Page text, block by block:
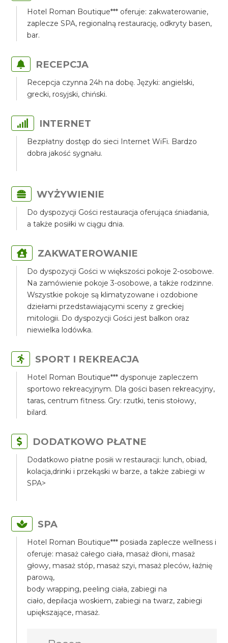
Hotel Roman Boutique*** oferuje: zakwaterowanie,
zaplecze SPA, regionalną restaurację, odkryty basen,
bar.
RECEPCJA
Recepcja czynna 24h na dobę. Języki: angielski,
grecki, rosyjski, chiński.
INTERNET
Bezpłatny dostęp do sieci Internet WiFi. Bardzo
dobra jakość sygnału.
WYŻYWIENIE
Do dyspozycji Gości restauracja oferująca śniadania,
a także posiłki w ciągu dnia.
ZAKWATEROWANIE
Do dyspozycji Gości w większości pokoje 2-osobowe.
Na zamówienie pokoje 3-osobowe, a także rodzinne.
Wszystkie pokoje są klimatyzowane i ozdobione
dziełami przedstawiającymi sceny z greckiej
mitologii. Do dyspozycji Gości jest balkon oraz
niewielka lodówka.
SPORT I REKREACJA
Hotel Roman Boutique*** dysponuje zapleczem
sportowo rekreacyjnym. Dla gości basen rekreacyjny,
taras, centrum fitness. Gry: rzutki, tenis stołowy,
bilard.
DODATKOWO PŁATNE
Dodatkowo płatne posiłi w restauracji: lunch, obiad,
kolacja,drinki i przekąski w barze, a także zabiegi w
SPA>
SPA
Hotel Roman Boutique*** posiada zaplecze wellness i
oferuje: masaż całego ciała, masaż dłoni, masaż
głowy, masaż stóp, masaż szyi, masaż pleców, łaźnię
parową,
body wrapping, peeling ciała, zabiegi na
ciało, depilacja woskiem, zabiegi na twarz, zabiegi
upiększające, masaż.